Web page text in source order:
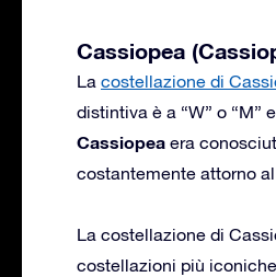
Cassiopea
La costellazione di
distintiva è a “W” o “M”
Cassiopea era
costantemente attorno al
La costellazione di
costellazioni più